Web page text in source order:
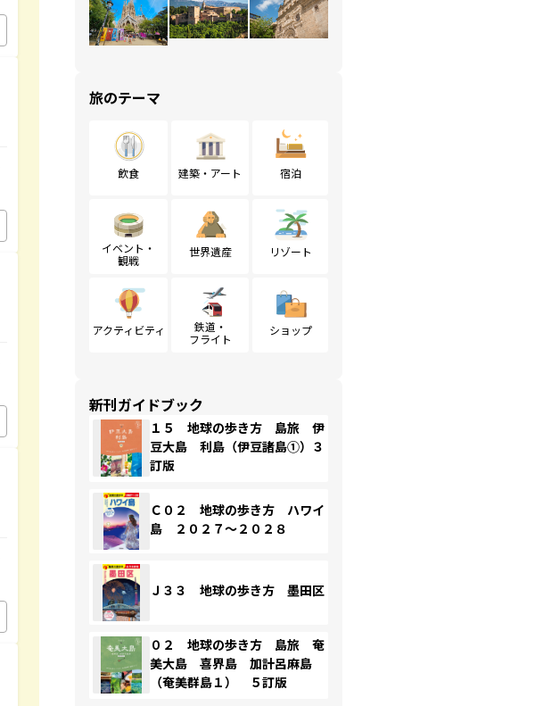
旅のテーマ
飲食 建築・アート 宿泊
イベント・
観戦
世界遺産 リゾート
アクティビティ
鉄道・
フライト
ショップ
新刊ガイドブック
１５ 地球の歩き方 島旅 伊
豆大島 利島（伊豆諸島①）３
訂版
Ｃ０２ 地球の歩き方 ハワイ
島 ２０２７～２０２８
Ｊ３３ 地球の歩き方 墨田区
０２ 地球の歩き方 島旅 奄
美大島 喜界島 加計呂麻島
（奄美群島１） ５訂版